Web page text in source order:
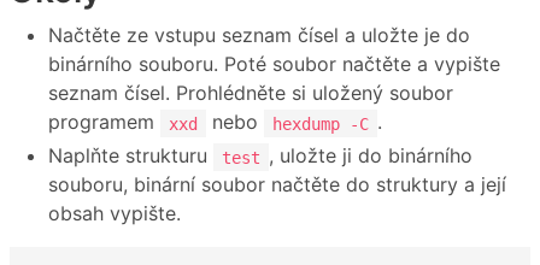
Načtěte ze vstupu seznam čísel a uložte je do
binárního souboru. Poté soubor načtěte a vypište
seznam čísel. Prohlédněte si uložený soubor
programem
xxd nebo hexdump -C .
Naplňte strukturu
test , uložte ji do binárního
souboru, binární soubor načtěte do struktury a její
obsah vypište.